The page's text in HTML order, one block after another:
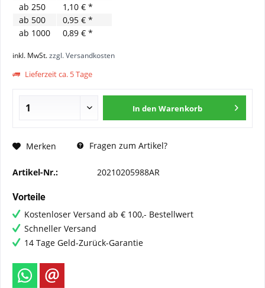
ab 250
1,10 € *
ab 500
0,95 € *
ab 1000 0,89 € *
inkl. MwSt.zzgl. Versandkosten
Lieferzeit ca. 5 Tage
In den Warenkorb
Merken Fragen zum Artikel?
Artikel-Nr.: 20210205988AR
Vorteile
Kostenloser Versand ab € 100,- Bestellwert
Schneller Versand
14 Tage Geld-Zurück-Garantie